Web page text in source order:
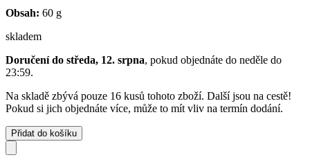
Obsah: 60 g
skladem
Doručení do středa, 12. srpna, pokud objednáte do neděle do
23:59.
Na skladě zbývá pouze 16 kusů tohoto zboží. Další jsou na cestě!
Pokud si jich objednáte více, může to mít vliv na termín dodání.
Přidat do košíku